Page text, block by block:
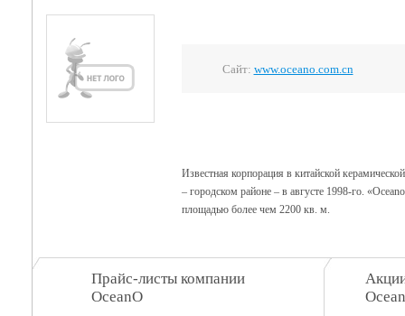
Сайт: www.oceano.com.cn
Известная корпорация в китайской
– городском районе – в августе 1998-го.
площадью более чем 2200 кв. м.
Прайс-листы компании
OceanO